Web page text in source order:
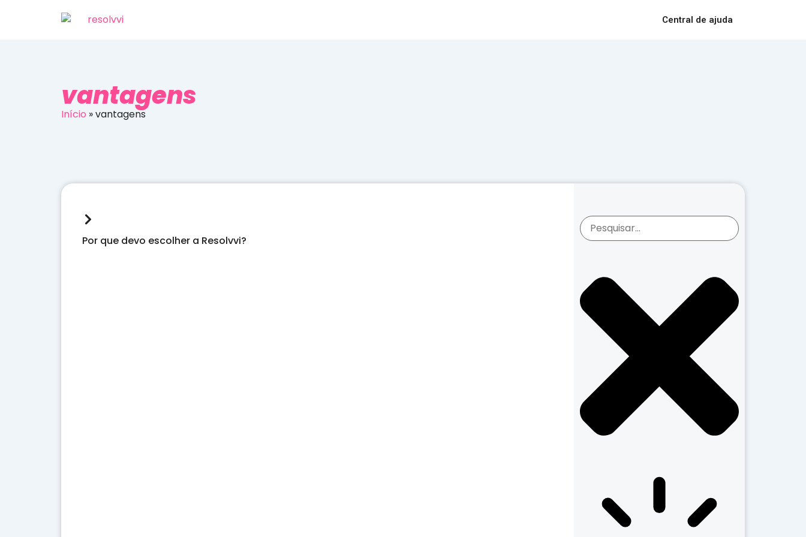
Central de ajuda
vantagens
Início »vantagens
Por que devo escolher a Resolvvi?